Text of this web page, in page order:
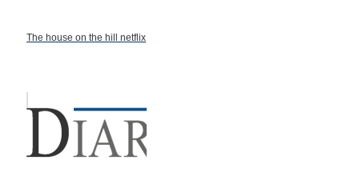
The house on the hill netflix